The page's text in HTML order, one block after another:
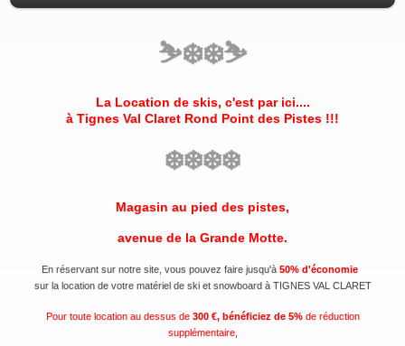
⛷️❄️❄️⛷️
La Location de skis, c'est par ici....
à Tignes Val Claret Rond Point des Pistes !!!
❄️❄️❄️❄️
Magasin au pied des pistes,
avenue de la Grande Motte.
En réservant sur notre site, vous pouvez faire jusqu'à 50% d'économie
sur la location de votre matériel de ski et snowboard à TIGNES VAL CLARET
Pour toute location au dessus de 300 €, bénéficiez de 5%de réduction
supplémentaire,